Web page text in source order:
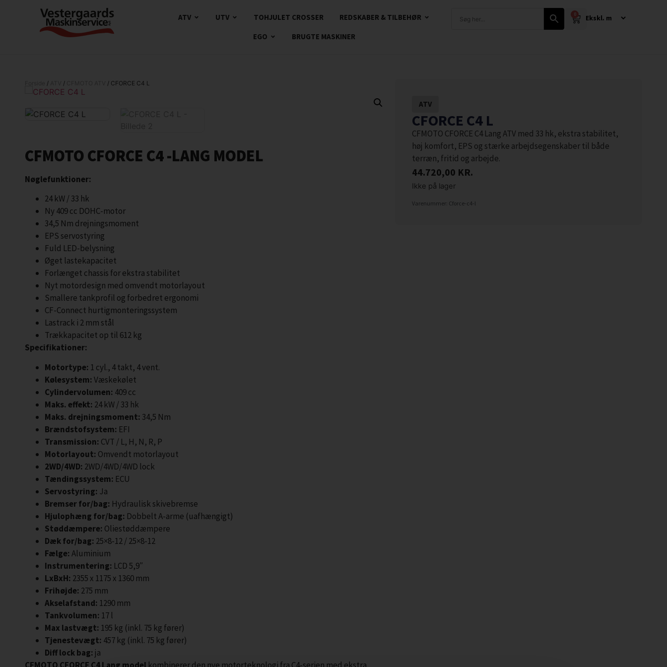
ATV UTV TOHJULET CROSSER REDSKABER & TILBEHØR
EGO BRUGTE MASKINER
0
/ / / CFORCE C4 L
CFMOTO CFORCE C4 -LANG MODEL
Nøglefunktioner:
24 kW / 33 hk
Ny 409 cc DOHC-motor
34,5 Nm drejningsmoment
EPS servostyring
Fuld LED-belysning
Øget lastekapacitet
Forlænget chassis for ekstra stabilitet
Nyt motordesign med omvendt motorlayout
Smallere tankprofil og forbedret ergonomi
CF-Connect hurtigmonteringssystem
Lastrack i 2 mm stål
Trækkapacitet op til 612 kg
Specifikationer:
Motortype: 1 cyl., 4 takt, 4 vent.
Kølesystem: Væskekølet
Cylindervolumen: 409 cc
Maks. effekt: 24 kW / 33 hk
Maks. drejningsmoment: 34,5 Nm
Brændstofsystem: EFI
Transmission: CVT / L, H, N, R, P
Motorlayout: Omvendt motorlayout
2WD/4WD: 2WD/4WD/4WD lock
Tændingssystem: ECU
Servostyring: Ja
Bremser for/bag: Hydraulisk skivebremse
Hjulophæng for/bag: Dobbelt A-arme (uafhængigt)
Støddæmpere: Oliestøddæmpere
Dæk for/bag: 25×8-12 / 25×8-12
Fælge: Aluminium
Instrumentering: LCD 5,9″
LxBxH: 2355 x 1175 x 1360 mm
Frihøjde: 275 mm
Akselafstand: 1290 mm
Tankvolumen: 17 l
Max lastvægt: 195 kg (inkl. 75 kg fører)
Tjenestevægt: 457 kg (inkl. 75 kg fører)
Diff lock bag: ja
ATV
CFORCE C4 L
CFMOTO CFORCE C4 Lang ATV med 33 hk, ekstra stabilitet,
høj komfort, EPS og stærke arbejdsegenskaber til både
terræn, fritid og arbejde.
44.720,00 KR.
Ikke på lager
Varenummer: Cforce-c4-l